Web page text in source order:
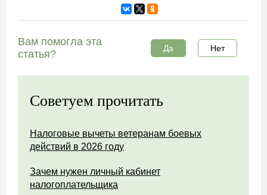
Вам помогла эта
статья?
Да Нет
Советуем прочитать
Налоговые вычеты ветеранам боевых
действий в 2026 году
Зачем нужен личный кабинет
налогоплательщика